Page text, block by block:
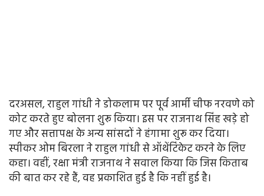
दरअसल, राहुल गांधी ने डोकलाम पर पूर्व आर्मी चीफ नरवणे को
कोट करते हुए बोलना शुरू किया। इस पर राजनाथ सिंह खड़े हो
गए और सत्तापक्ष के अन्य सांसदों ने हंगामा शुरू कर दिया।
स्पीकर ओम बिरला ने राहुल गांधी से ऑथेंटिंकेट करने के लिए
कहा। वहीं, रक्षा मंत्री राजनाथ ने सवाल किया कि जिस किताब
की बात कर रहे हैं, वह प्रकाशित हुई है कि नहीं हुई है।